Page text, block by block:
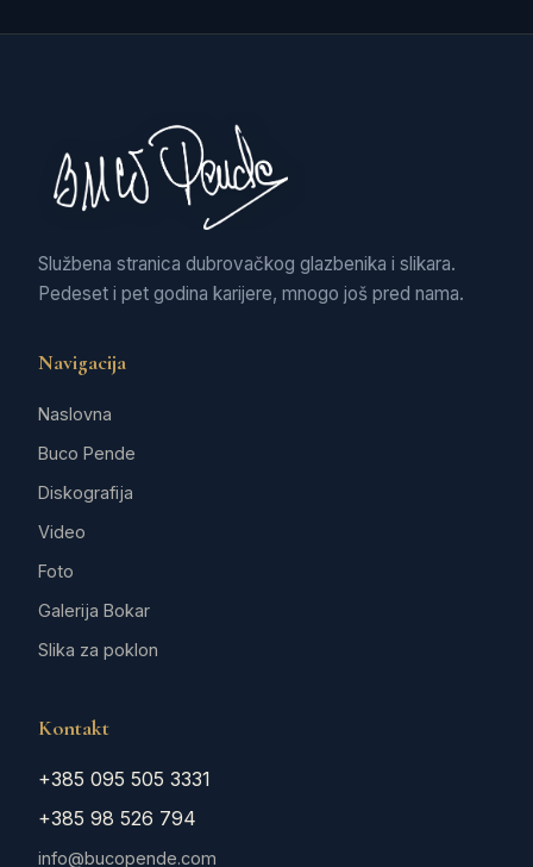
Službena stranica dubrovačkog glazbenika i slikara.
Pedeset i pet godina karijere, mnogo još pred nama.
Navigacija
Naslovna
Buco Pende
Diskografija
Video
Foto
Galerija Bokar
Slika za poklon
Kontakt
+385 095 505 3331
+385 98 526 794
info@bucopende.com